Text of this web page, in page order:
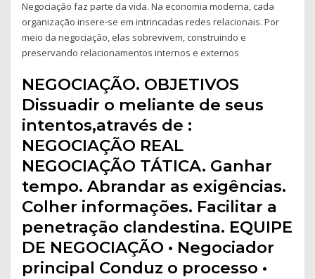
Negociação faz parte da vida. Na economia moderna, cada
organização insere-se em intrincadas redes relacionais. Por
meio da negociação, elas sobrevivem, construindo e
preservando relacionamentos internos e externos
NEGOCIAÇÃO. OBJETIVOS
Dissuadir o meliante de seus
intentos,através de :
NEGOCIAÇÃO REAL
NEGOCIAÇÃO TÁTICA. Ganhar
tempo. Abrandar as exigências.
Colher informações. Facilitar a
penetração clandestina. EQUIPE
DE NEGOCIAÇÃO • Negociador
principal Conduz o processo •